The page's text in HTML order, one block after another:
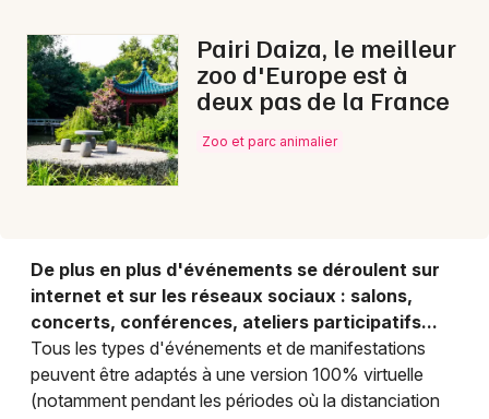
Mon email
Pairi Daiza, le meilleur
zoo d'Europe est à
deux pas de la France
Zoo et parc animalier
De plus en plus d'événements se déroulent sur
internet et sur les réseaux sociaux : salons,
concerts, conférences, ateliers participatifs...
Tous les types d'événements et de manifestations
peuvent être adaptés à une version 100% virtuelle
(notamment pendant les périodes où la distanciation